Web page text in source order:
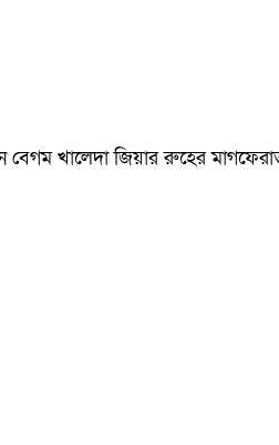
বেগম খালেদা জিয়ার রুহের